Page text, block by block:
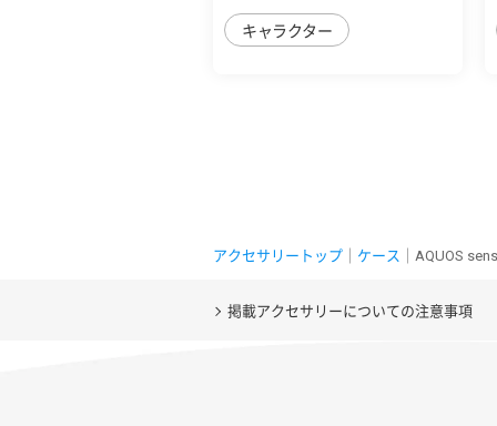
キャラクター
アクセサリートップ ケース ｜AQUOS
掲載アクセサリーについての注意事項